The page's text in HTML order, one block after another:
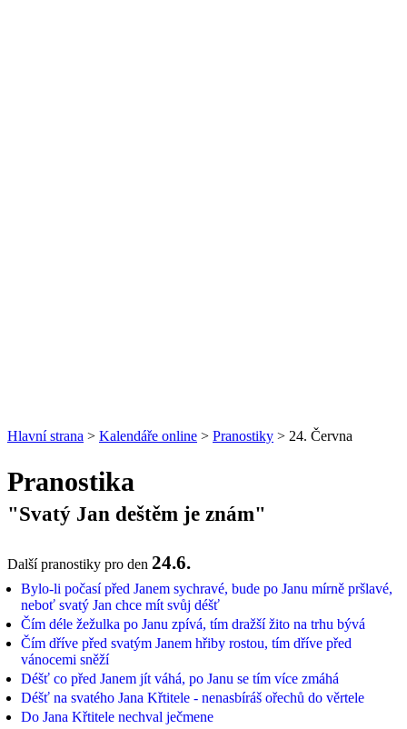
Hlavní strana > Kalendáře online > Pranostiky > 24. Června
Pranostika
"Svatý Jan deštěm je znám"
Další pranostiky pro den 24.6.
Bylo-li počasí před Janem sychravé, bude po Janu mírně pršlavé,
neboť svatý Jan chce mít svůj déšť
Čím déle žežulka po Janu zpívá, tím dražší žito na trhu bývá
Čím dříve před svatým Janem hřiby rostou, tím dříve před
vánocemi sněží
Déšť co před Janem jít váhá, po Janu se tím více zmáhá
Déšť na svatého Jana Křtitele - nenasbíráš ořechů do věrtele
Do Jana Křtitele nechval ječmene